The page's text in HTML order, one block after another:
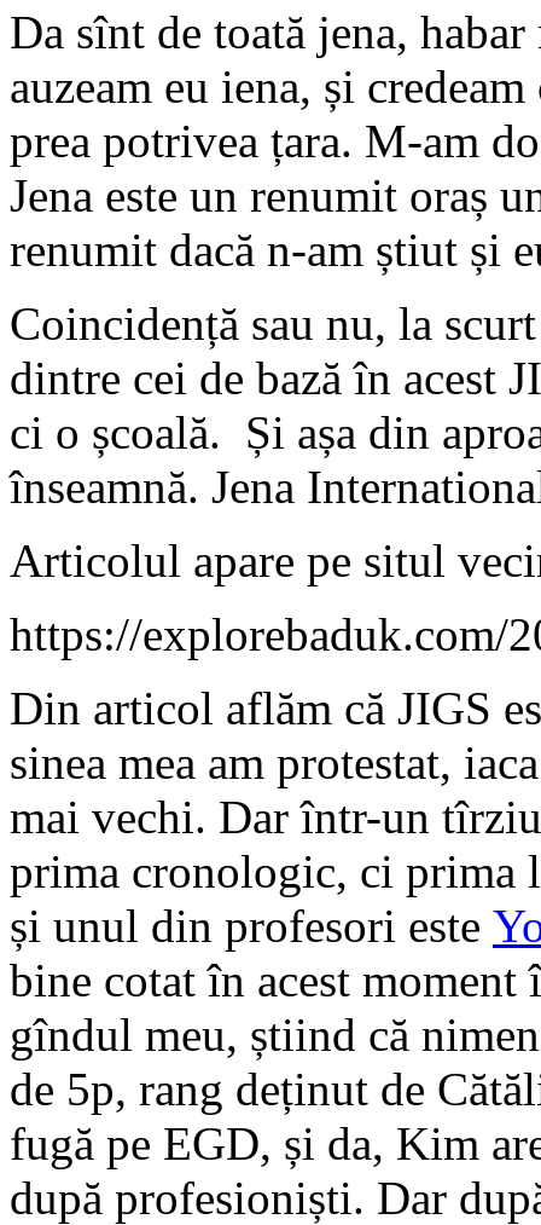
Da sînt de toată jena,
auzeam eu iena, și
prea potrivea țara. M-am
Jena este un renumit oraș
renumit dacă n-am știut și
Coincidență sau nu, la
dintre cei de bază în acest
ci o școală. Și așa din
înseamnă. Jena
Articolul apare pe situl
https://explorebaduk.com/
Din articol aflăm că JIGS
sinea mea am protestat,
mai vechi. Dar într-un
prima cronologic, ci prima
și unul din profesori este
bine cotat în acest moment
gîndul meu, știind că
de 5p, rang deținut de
fugă pe EGD, și da, Kim
după profesioniști. Dar